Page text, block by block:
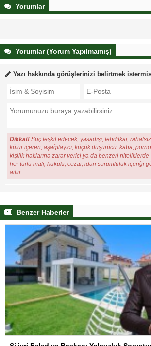
Yorumlar
Yorumlar (Yorum Yapılmamış)
Yazı hakkında görüşlerinizi belirtmek
Dikkat! Suç teşkil edecek, yasadışı, tehditkar,
küfür içeren, aşağılayıcı, küçük düşürücü, kaba,
kişilik haklarına zarar verici ya da benzeri
her türlü mali, hukuki, cezai, idari sorumluluk içeriği
aittir.
Benzer Haberler